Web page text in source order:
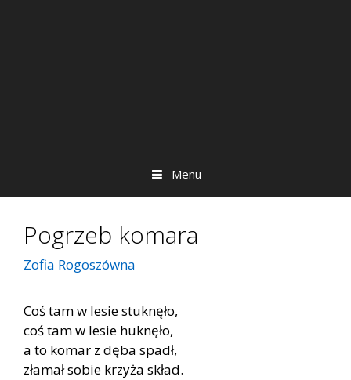
Menu
Pogrzeb komara
Zofia Rogoszówna
Coś tam w lesie stuknęło,
coś tam w lesie huknęło,
a to komar z dęba spadł,
złamał sobie krzyża skład.